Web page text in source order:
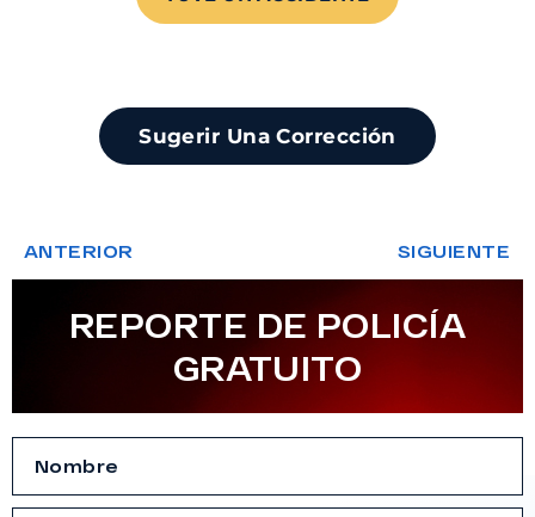
Sugerir Una Corrección
ANTERIOR SIGUIENTE
REPORTE DE POLICÍA
GRATUITO